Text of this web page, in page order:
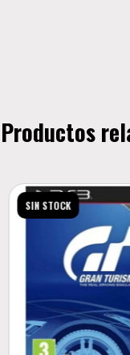
Productos
SIN STOCK